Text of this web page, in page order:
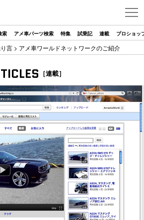
索 アメ車パーツ検索 特集 試乗記 連載 プロショッ
言 > アメ車ワールドネットワークのご紹介
［連載］